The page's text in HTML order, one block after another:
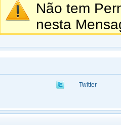
Não tem
nesta
Twitter